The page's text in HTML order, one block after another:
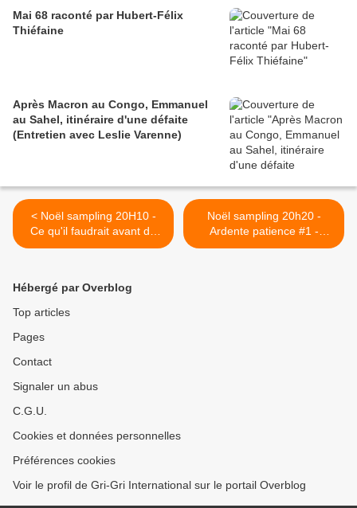
Mai 68 raconté par Hubert-Félix
Thiéfaine
Après Macron au Congo, Emmanuel
au Sahel, itinéraire d'une défaite
(Entretien avec Leslie Varenne)
< Noël sampling 20H10 -
Ce qu'il faudrait avant de
songer à une monnaie
Noël sampling 20h20 -
Ardente patience #1 -
Pêche à la ligne / Jean-
Hébergé par Overblog
Top articles
Pages
Contact
Signaler un abus
C.G.U.
Cookies et données personnelles
Préférences cookies
Voir le profil de Gri-Gri International sur le portail Overblog